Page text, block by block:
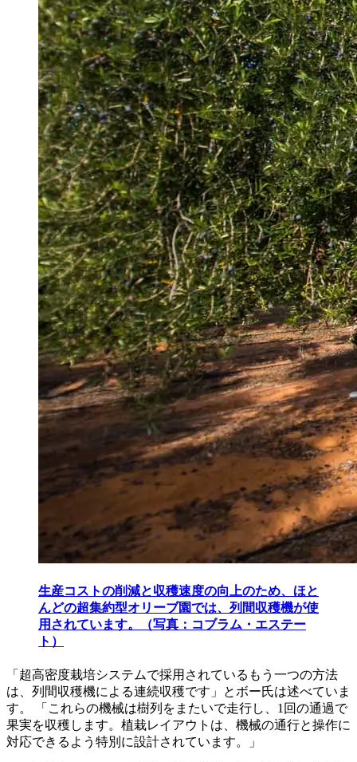
生産コストの削減と収穫速度の向上のため、ほと
んどの超集約型オリーブ園では、列間収穫機が使
用されています。（写真：コブラム・エステー
ト）
「 超高密度栽培システムで採用されているもう一つの方法
は、列間収穫機による連続収穫です」とボー氏は述べていま
す。
「これらの機械は樹列をまたいで走行し、1回の通過で
果実を収穫します。植栽レイアウトは、機械の通行と操作に
対応できるよう特別に設計されています。」